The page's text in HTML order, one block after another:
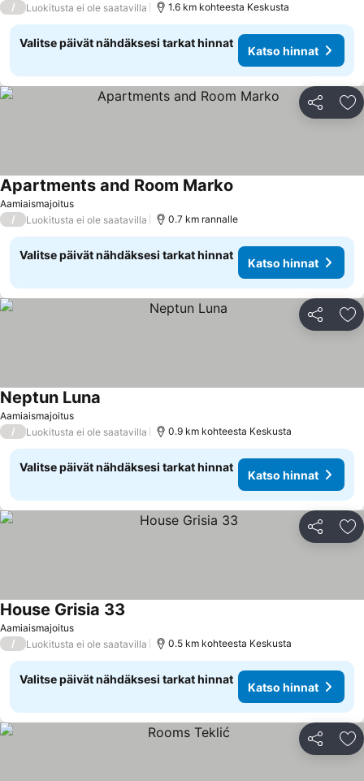
/ Luokitusta ei ole saatavilla 1.6 km kohteesta Keskusta
Valitse päivät nähdäksesi tarkat hinnat
Katso hinnat
Jaa
Aamiaismajoitus
Apartments and Room Marko
/ Luokitusta ei ole saatavilla 0.7 km rannalle
Valitse päivät nähdäksesi tarkat hinnat
Katso hinnat
Jaa
Aamiaismajoitus
Neptun Luna
/ Luokitusta ei ole saatavilla 0.9 km kohteesta Keskusta
Valitse päivät nähdäksesi tarkat hinnat
Katso hinnat
Jaa
Aamiaismajoitus
House Grisia 33
/ Luokitusta ei ole saatavilla 0.5 km kohteesta Keskusta
Valitse päivät nähdäksesi tarkat hinnat
Katso hinnat
Jaa